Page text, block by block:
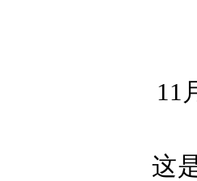
11
这